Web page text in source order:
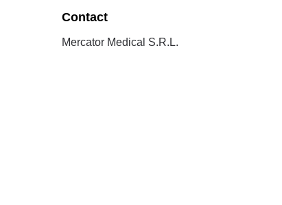
Contact
Mercator Medical S.R.L.